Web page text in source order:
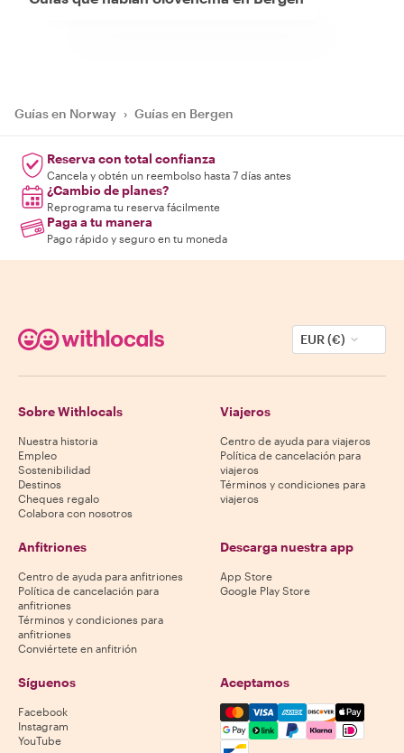
Guías en Norway › Guías en Bergen
Reserva con total confianza
Cancela y obtén un reembolso hasta 7 días antes
¿Cambio de planes?
Reprograma tu reserva fácilmente
Paga a tu manera
Pago rápido y seguro en tu moneda
EUR (€)
Sobre Withlocals
Nuestra historia
Empleo
Sostenibilidad
Destinos
Cheques regalo
Colabora con nosotros
Viajeros
Centro de ayuda para viajeros
Política de cancelación para
viajeros
Términos y condiciones para
viajeros
Anfitriones
Centro de ayuda para anfitriones
Política de cancelación para
anfitriones
Términos y condiciones para
anfitriones
Conviértete en anfitrión
Descarga nuestra app
App Store
Google Play Store
Síguenos
Facebook
Instagram
YouTube
Aceptamos
Mastercard, Visa, Amex,